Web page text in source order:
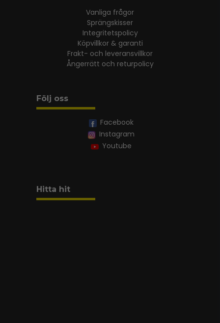
Vanliga frågor
Sprängskisser
Integritetspolicy
Köpvillkor & garanti
Frakt- och leveransvillkor
Ångerrätt och returpolicy
Följ oss
Facebook
Instagram
Youtube
Hitta hit